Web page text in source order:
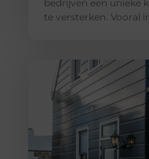
bedrijven een unieke
te versterken. Vooral